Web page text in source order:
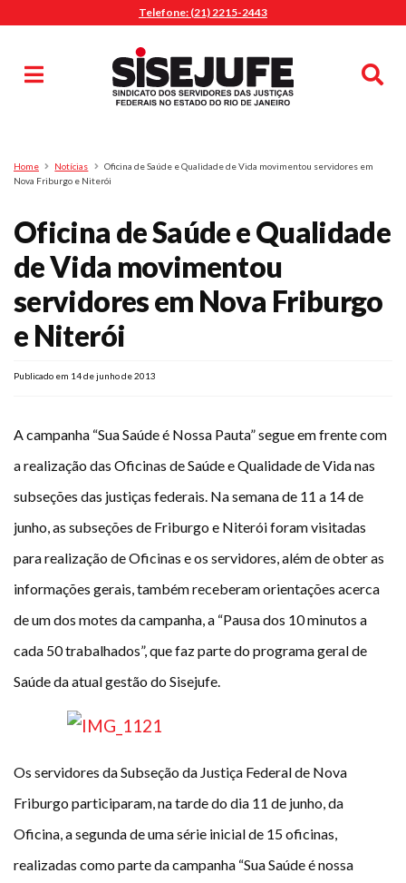
Telefone: (21) 2215-2443
Pesquisa
Home Notícias
Oficina de Saúde e Qualidade de Vida movimentou servidores em
Nova Friburgo e Niterói
Oficina de Saúde e Qualidade
de Vida movimentou
servidores em Nova Friburgo
e Niterói
Publicado em 14 de junho de 2013
A campanha “Sua Saúde é Nossa Pauta” segue em frente com
a realização das Oficinas de Saúde e Qualidade de Vida nas
subseções das justiças federais. Na semana de 11 a 14 de
junho, as subseções de Friburgo e Niterói foram visitadas
para realização de Oficinas e os servidores, além de obter as
informações gerais, também receberam orientações acerca
de um dos motes da campanha, a “Pausa dos 10 minutos a
cada 50 trabalhados”, que faz parte do programa geral de
Saúde da atual gestão do Sisejufe.
Os servidores da Subseção da Justiça Federal de Nova
Friburgo participaram, na tarde do dia 11 de junho, da
Oficina, a segunda de uma série inicial de 15 oficinas,
realizadas como parte da campanha “Sua Saúde é nossa
MENU
Sindicalize-se
Jurídico
O Sindicato
Agenda
Casa do Alto
Sede Campestre
Nossos Convênios
Gympass Wellhub
Plano de Saúde
Pós-graduação